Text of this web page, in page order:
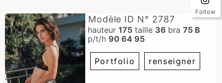
Follow
Modèle ID N° 2787
hauteur 175taille 36 bra 75 B
p/t/h 90 64 95
Portfolio renseigner